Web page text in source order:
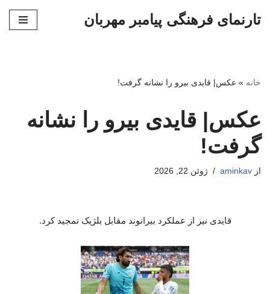
تارنمای فرهنگی پیامبر مهربان
خانه » عکس| قایدی بیرو را نشانه گرفت!
عکس| قایدی بیرو را نشانه
گرفت!
از aminkav ژوئن 22, 2026
قایدی نیز از عملکرد بیرانوند مقابل بلژیک تمجید کرد.